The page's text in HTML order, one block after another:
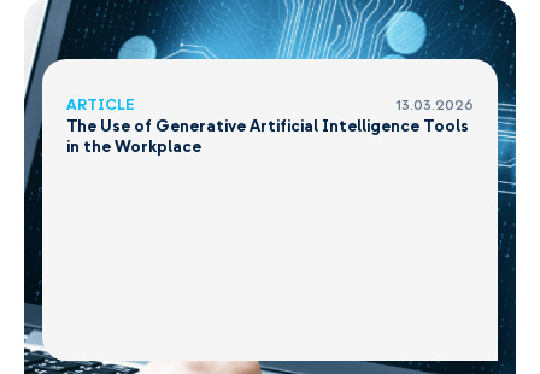
ARTICLE 13.03.2026
The Use of Generative Artificial Intelligence Tools
in the Workplace